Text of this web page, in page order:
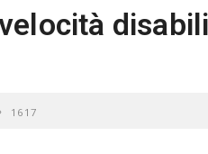
1617